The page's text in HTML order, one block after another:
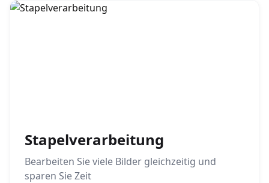
Stapelverarbeitung
Bearbeiten Sie viele Bilder gleichzeitig und
sparen Sie Zeit